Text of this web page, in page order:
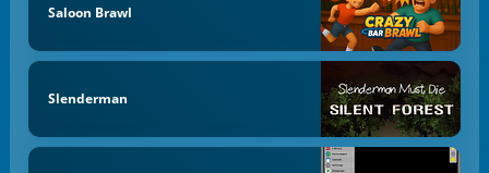
Saloon Brawl
Slenderman